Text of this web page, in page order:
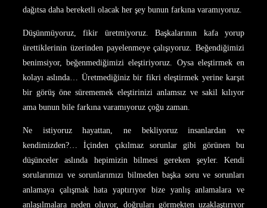
dağıtsa daha bereketli olacak her şey bunun farkına varamıyoruz.
Düşünmüyoruz, fikir üretmiyoruz. Başkalarının kafa yorup
ürettiklerinin üzerinden payelenmeye çalışıyoruz. Beğendiğimizi
benimsiyor, beğenmediğimizi eleştiriyoruz. Oysa eleştirmek en
kolayı aslında… Üretmediğiniz bir fikri eleştirmek yerine karşıt
bir görüş öne sürememek eleştirinizi anlamsız ve sakil kılıyor
ama bunun bile farkına varamıyoruz çoğu zaman.
Ne istiyoruz hayattan, ne bekliyoruz insanlardan ve
kendimizden?… İçinden çıkılmaz sorunlar gibi görünen bu
düşünceler aslında hepimizin bilmesi gereken şeyler. Kendi
sorularımızı ve sorunlarımızı bilmeden başka soru ve sorunları
anlamaya çalışmak hata yaptırıyor bize yanlış anlamalara ve
anlaşılmalara neden oluyor, doğruları görmekten uzaklaştırıyor